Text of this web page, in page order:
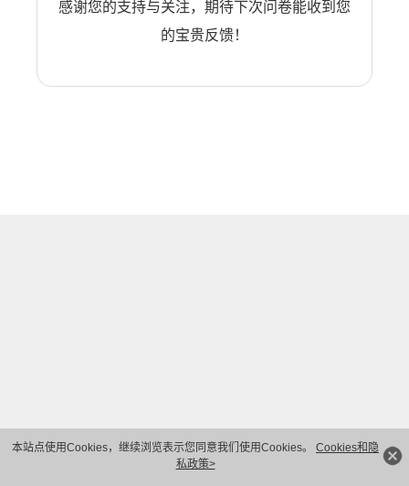
本站点使用Cookies，继续浏览表示您同意我们使用Cookies。 Cookies和隐
私政策>
感谢您的支持与关注，期待下次问卷能收到您
的宝贵反馈！